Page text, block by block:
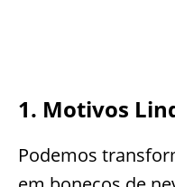
1. Motivos
Podemos